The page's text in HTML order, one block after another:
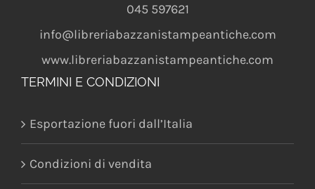
045 597621
info@libreriabazzanistampeantiche.com
www.libreriabazzanistampeantiche.com
TERMINI E CONDIZIONI
Esportazione fuori dall’Italia
Condizioni di vendita